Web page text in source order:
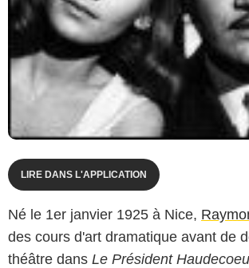
LIRE DANS L'APPLICATION
Né le 1er janvier 1925 à Nice,
des cours d'art dramatique avant de
théâtre dans Le Président